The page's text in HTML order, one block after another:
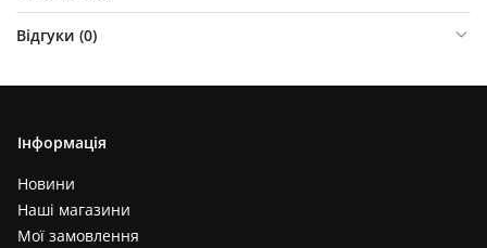
Відгуки (0)
Інформація
Новини
Наші магазини
Мої замовлення